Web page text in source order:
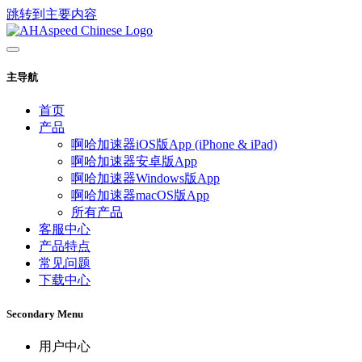
跳转到主要内容
主导航
首页
产品
啊哈加速器iOS版App (iPhone & iPad)
啊哈加速器安卓版App
啊哈加速器Windows版App
啊哈加速器macOS版App
所有产品
客服中心
产品特点
常见问题
下载中心
Secondary Menu
用户中心